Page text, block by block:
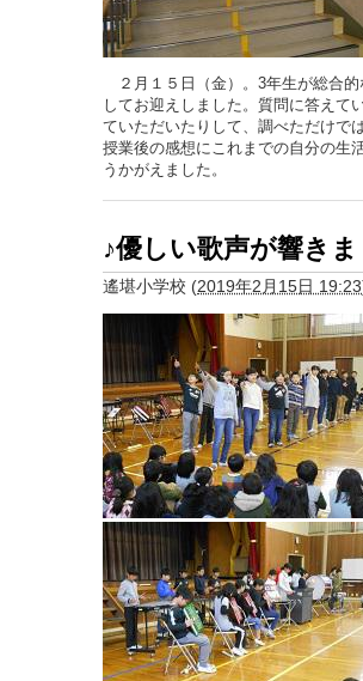
２月１５日（金）。3年生が総合
してお迎えしました。質問に答えて
ていただいたりして、調べただけで
授業後の感想にこれまでの自分の生
うかがえました。
♪優しい歌声が響き
遙堪小学校 (2019年2月15日 19:23